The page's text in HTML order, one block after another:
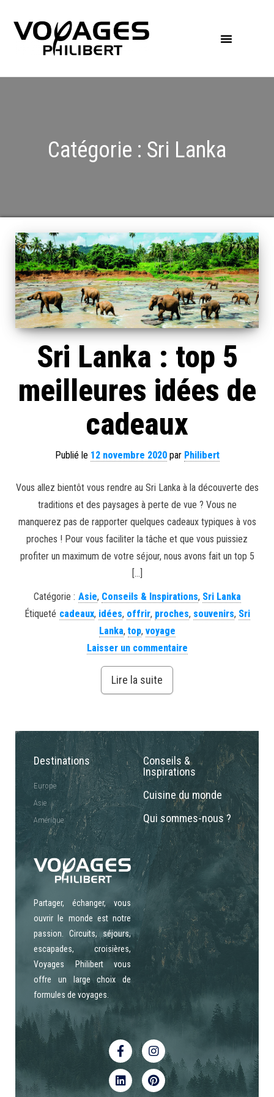
Catégorie : Sri Lanka
Sri Lanka : top 5
meilleures idées de
cadeaux
Publié le 12 novembre 2020par Philibert
Vous allez bientôt vous rendre au Sri Lanka à la découverte des
traditions et des paysages à perte de vue ? Vous ne
manquerez pas de rapporter quelques cadeaux typiques à vos
proches ! Pour vous faciliter la tâche et que vous puissiez
profiter un maximum de votre séjour, nous avons fait un top 5
[…]
Catégorie : Asie, Conseils & Inspirations, Sri Lanka
Étiqueté cadeaux, idées, offrir, proches, souvenirs, Sri
Lanka, top, voyage
Laisser un commentaire
Lire la suite
Destinations
Europe
Asie
Amérique
Conseils &
Inspirations
Cuisine du monde
Qui sommes-nous ?
Partager, échanger, vous
ouvrir le monde est notre
passion. Circuits, séjours,
escapades, croisières,
Voyages Philibert vous
offre un large choix de
formules de voyages.